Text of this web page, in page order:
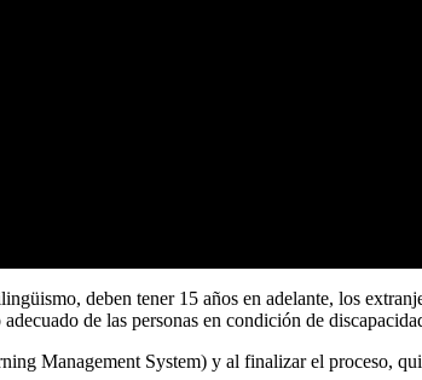
deben tener 15 años en adelante, los
de las personas en condición de
Management System) y al finalizar el proceso,